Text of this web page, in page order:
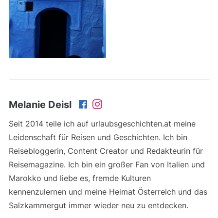
Melanie Deisl
Seit 2014 teile ich auf urlaubsgeschichten.at meine
Leidenschaft für Reisen und Geschichten. Ich bin
Reisebloggerin, Content Creator und Redakteurin für
Reisemagazine. Ich bin ein großer Fan von Italien und
Marokko und liebe es, fremde Kulturen
kennenzulernen und meine Heimat Österreich und das
Salzkammergut immer wieder neu zu entdecken.